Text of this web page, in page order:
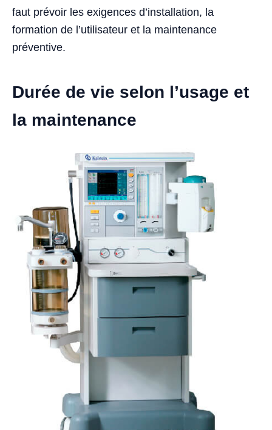
faut prévoir les exigences d’installation, la
formation de l’utilisateur et la maintenance
préventive.
Durée de vie selon l’usage et
la maintenance